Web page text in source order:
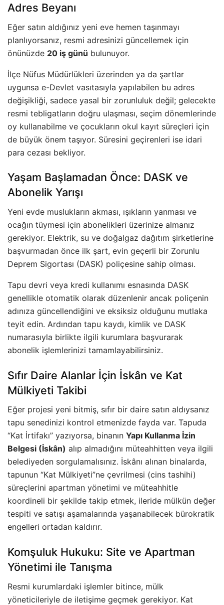
Adres Beyanı
Eğer satın aldığınız yeni eve hemen taşınmayı
planlıyorsanız, resmi adresinizi güncellemek için
önünüzde 20 iş günü bulunuyor.
İlçe Nüfus Müdürlükleri üzerinden ya da şartlar
uygunsa e-Devlet vasıtasıyla yapılabilen bu adres
değişikliği, sadece yasal bir zorunluluk değil; gelecekte
resmi tebligatların doğru ulaşması, seçim dönemlerinde
oy kullanabilme ve çocukların okul kayıt süreçleri için
de büyük önem taşıyor. Süresini geçirenleri ise idari
para cezası bekliyor.
Yaşam Başlamadan Önce: DASK ve
Abonelik Yarışı
Yeni evde muslukların akması, ışıkların yanması ve
ocağın tüymesi için abonelikleri üzerinize almanız
gerekiyor. Elektrik, su ve doğalgaz dağıtım şirketlerine
başvurmadan önce ilk şart, evin geçerli bir Zorunlu
Deprem Sigortası (DASK) poliçesine sahip olması.
Tapu devri veya kredi kullanımı esnasında DASK
genellikle otomatik olarak düzenlenir ancak poliçenin
adınıza güncellendiğini ve eksiksiz olduğunu mutlaka
teyit edin. Ardından tapu kaydı, kimlik ve DASK
numarasıyla birlikte ilgili kurumlara başvurarak
abonelik işlemlerinizi tamamlayabilirsiniz.
Sıfır Daire Alanlar İçin İskân ve Kat
Mülkiyeti Takibi
Eğer projesi yeni bitmiş, sıfır bir daire satın aldıysanız
tapu senedinizi kontrol etmenizde fayda var. Tapuda
“Kat İrtifakı” yazıyorsa, binanın Yapı Kullanma İzin
Belgesi (İskân) alıp almadığını müteahhitten veya ilgili
belediyeden sorgulamalısınız. İskânı alınan binalarda,
tapunun “Kat Mülkiyeti”ne çevrilmesi (cins tashihi)
süreçlerini apartman yönetimi ve müteahhitle
koordineli bir şekilde takip etmek, ileride mülkün değer
tespiti ve satışı aşamalarında yaşanabilecek bürokratik
engelleri ortadan kaldırır.
Komşuluk Hukuku: Site ve Apartman
Yönetimi ile Tanışma
Resmi kurumlardaki işlemler bitince, mülk
yöneticileriyle de iletişime geçmek gerekiyor. Kat